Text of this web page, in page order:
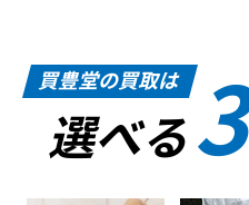
買豊堂の買取は
選べる3